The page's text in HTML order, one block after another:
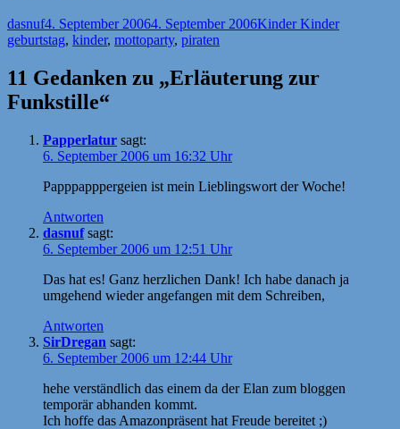
Autor
dasnufVeröffentlicht
am
4. September 20064. September 2006Kategorien
Kinder Kinder
geburtstag, kinder, mottoparty, piraten
11 Gedanken zu „Erläuterung zur
Funkstille“
Papperlatur sagt:
6. September 2006 um 16:32 Uhr
Papppapppergeien ist mein Lieblingswort der Woche!
Antworten
dasnuf sagt:
6. September 2006 um 12:51 Uhr
Das hat es! Ganz herzlichen Dank! Ich habe danach ja
umgehend wieder angefangen mit dem Schreiben,
Antworten
SirDregan sagt:
6. September 2006 um 12:44 Uhr
hehe verständlich das einem da der Elan zum bloggen
temporär abhanden kommt.
Ich hoffe das Amazonpräsent hat Freude bereitet ;)